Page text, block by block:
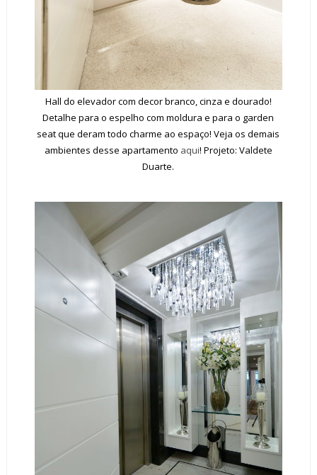
Hall do elevador com decor branco, cinza e dourado!
Detalhe para o espelho com moldura e para o garden
seat que deram todo charme ao espaço! Veja os demais
ambientes desse apartamento aqui! Projeto: Valdete
Duarte.